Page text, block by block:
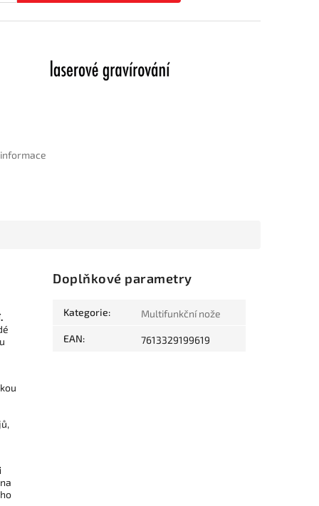
Doplňkové parametry
Kategorie: Multifunkční nože
EAN: 7613329199619